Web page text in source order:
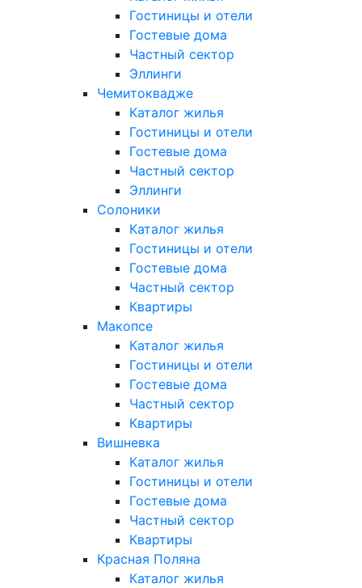
Гостиницы и отели
Гостевые дома
Частный сектор
Эллинги
Чемитоквадже
Каталог жилья
Гостиницы и отели
Гостевые дома
Частный сектор
Эллинги
Солоники
Каталог жилья
Гостиницы и отели
Гостевые дома
Частный сектор
Квартиры
Макопсе
Каталог жилья
Гостиницы и отели
Гостевые дома
Частный сектор
Квартиры
Вишневка
Каталог жилья
Гостиницы и отели
Гостевые дома
Частный сектор
Квартиры
Красная Поляна
Каталог жилья